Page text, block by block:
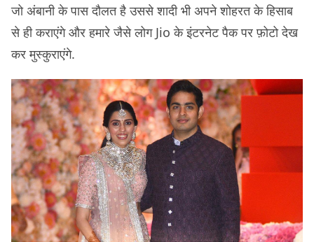
जो अंबानी के पास दौलत है उससे शादी भी अपने शोहरत के हिसाब
से ही कराएंगे और हमारे जैसे लोग Jio के इंटरनेट पैक पर फ़ोटो देख
कर मुस्कुराएंगे.